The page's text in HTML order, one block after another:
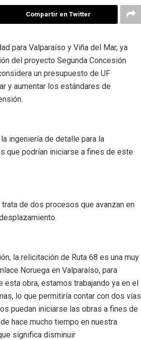
Compartir en Twitter
para Valparaíso y Viña del Mar, ya
del proyecto Segunda Concesión
un presupuesto de UF
y aumentar los estándares de
ingeniería de detalle para la
que podrían iniciarse a fines de este
de dos procesos que avanzan en
la relicitación de Ruta 68 es una muy
Noruega en Valparaíso, para
obra, estamos trabajando ya en el
lo que permitiría contar con dos vías
puedan iniciarse las obras a fines de
hace mucho tiempo en nuestra
significa disminuir